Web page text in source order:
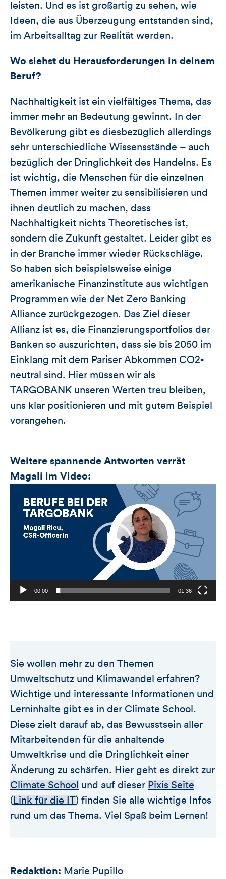
leisten. Und es ist großartig zu sehen, wie
Ideen, die aus Überzeugung entstanden sind,
im Arbeitsalltag zur Realität werden.
Wo siehst du Herausforderungen in deinem
Beruf?
Nachhaltigkeit ist ein vielfältiges Thema, das
immer mehr an Bedeutung gewinnt. In der
Bevölkerung gibt es diesbezüglich allerdings
sehr unterschiedliche Wissensstände – auch
bezüglich der Dringlichkeit des Handelns. Es
ist wichtig, die Menschen für die einzelnen
Themen immer weiter zu sensibilisieren und
ihnen deutlich zu machen, dass
Nachhaltigkeit nichts Theoretisches ist,
sondern die Zukunft gestaltet. Leider gibt es
in der Branche immer wieder Rückschläge.
So haben sich beispielsweise einige
amerikanische Finanzinstitute aus wichtigen
Programmen wie der Net Zero Banking
Alliance zurückgezogen. Das Ziel dieser
Allianz ist es, die Finanzierungsportfolios der
Banken so auszurichten, dass sie bis 2050 im
Einklang mit dem Pariser Abkommen CO2-
neutral sind. Hier müssen wir als
TARGOBANK unseren Werten treu bleiben,
uns klar positionieren und mit gutem Beispiel
vorangehen.
Weitere spannende Antworten verrät
Magali im Video:
Player
00:00 01:36
Sie wollen mehr zu den Themen
Umweltschutz und Klimawandel erfahren?
Wichtige und interessante Informationen und
Lerninhalte gibt es in der Climate School.
Diese zielt darauf ab, das Bewusstsein aller
Mitarbeitenden für die anhaltende
Umweltkrise und die Dringlichkeit einer
Änderung zu schärfen. Hier geht es direkt zur
Climate School und auf dieser Pixis Seite
( Link für die IT) finden Sie alle wichtige Infos
rund um das Thema. Viel Spaß beim Lernen!
Redaktion: Marie Pupillo